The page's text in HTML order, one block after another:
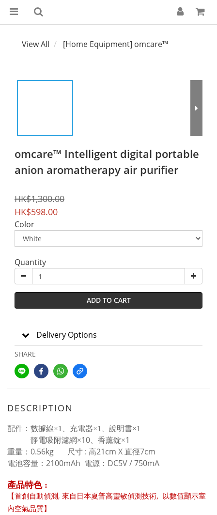
View All [Home Equipment] omcare™
omcare™ Intelligent digital portable
anion aromatherapy air purifier
HK$1,300.00
HK$598.00
Color
Quantity
ADD TO CART
Delivery Options
SHARE
DESCRIPTION
配件：數據線×1 、充電器×1 、說明書×1
靜電吸附濾網×10 、香薰錠×1
重量： 0.56kg 尺寸 : 高21cm X 直徑7cm
電池容量： 2100mAh 電源： DC5V / 750mA
產品特色:
【首創自動偵測 , 來自日本夏普高靈敏偵測技術,
以數值顯示室
內空氣品質】